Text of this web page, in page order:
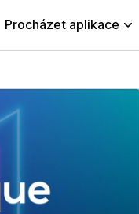
Procházet aplikace